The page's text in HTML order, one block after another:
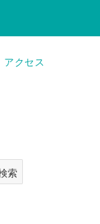
アクセス
索